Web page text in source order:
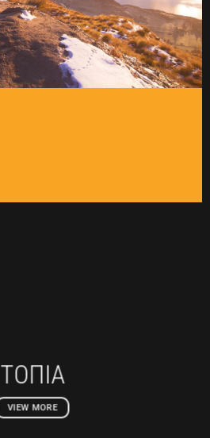
ΤΟΠΙΑ
VIEW MORE